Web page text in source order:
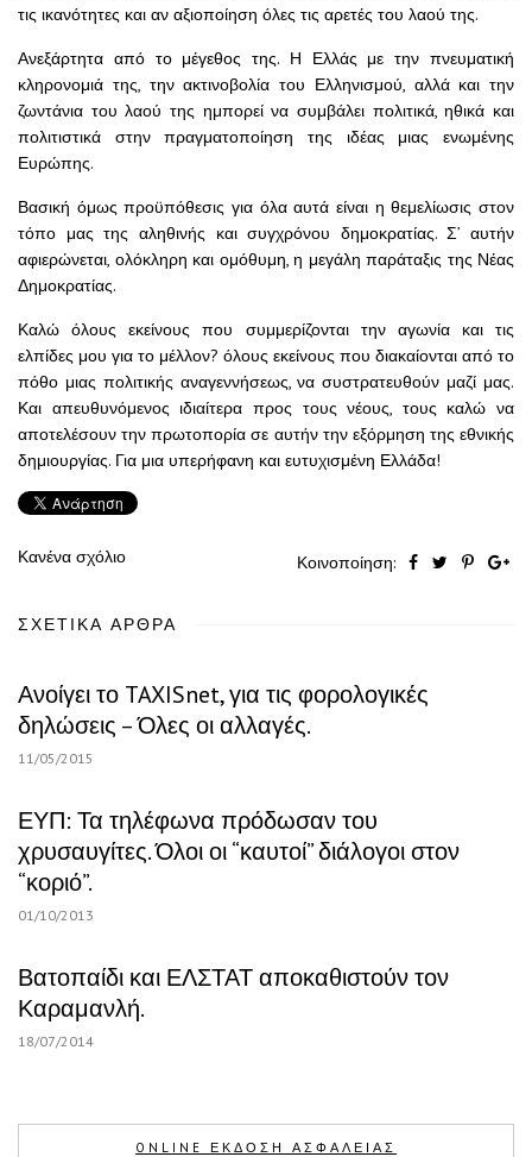
τις ικανότητες και αν αξιοποίηση όλες τις αρετές του λαού της.
Ανεξάρτητα από το μέγεθος της. Η Ελλάς με την πνευματική
κληρονομιά της, την ακτινοβολία του Ελληνισμού, αλλά και την
ζωντάνια του λαού της ημπορεί να συμβάλει πολιτικά, ηθικά και
πολιτιστικά στην πραγματοποίηση της ιδέας μιας ενωμένης
Ευρώπης.
Βασική όμως προϋπόθεσις για όλα αυτά είναι η θεμελίωσις στον
τόπο μας της αληθινής και συγχρόνου δημοκρατίας. Σ’ αυτήν
αφιερώνεται, ολόκληρη και ομόθυμη, η μεγάλη παράταξις της Νέας
Δημοκρατίας.
Καλώ όλους εκείνους που συμμερίζονται την αγωνία και τις
ελπίδες μου για το μέλλον? όλους εκείνους που διακαίονται από το
πόθο μιας πολιτικής αναγεννήσεως, να συστρατευθούν μαζί μας.
Και απευθυνόμενος ιδιαίτερα προς τους νέους, τους καλώ να
αποτελέσουν την πρωτοπορία σε αυτήν την εξόρμηση της εθνικής
δημιουργίας. Για μια υπερήφανη και ευτυχισμένη Ελλάδα!
Κανένα σχόλιο Κοινοποίηση:
ΣΧΕΤΙΚΆ ΆΡΘΡΑ
Ανοίγει το TAXISnet, για τις φορολογικές
δηλώσεις – Όλες οι αλλαγές.
11/05/2015
ΕΥΠ: Τα τηλέφωνα πρόδωσαν του
χρυσαυγίτες. Όλοι οι “καυτοί” διάλογοι στον
“κοριό”.
01/10/2013
Βατοπαίδι και ΕΛΣΤΑΤ αποκαθιστούν τον
Καραμανλή.
18/07/2014
ONLINE ΕΚΔΟΣΗ ΑΣΦΑΛΕΙΑΣ